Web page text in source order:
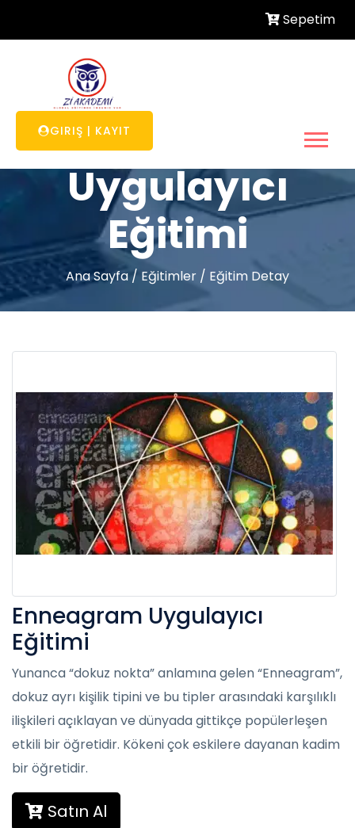
Sepetim
GIRIŞ | KAYIT
Enneagram
Uygulayıcı
Eğitimi
Ana Sayfa / Eğitimler / Eğitim Detay
Enneagram Uygulayıcı
Eğitimi
Yunanca “dokuz nokta” anlamına gelen “Enneagram”,
dokuz ayrı kişilik tipini ve bu tipler arasındaki karşılıklı
ilişkileri açıklayan ve dünyada gittikçe popülerleşen
etkili bir öğretidir. Kökeni çok eskilere dayanan kadim
bir öğretidir.
Satın Al